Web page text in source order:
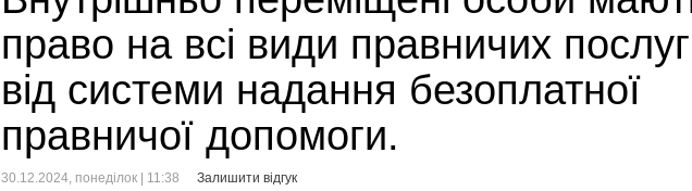
право на всі види правничих послуг
від системи надання безоплатної
правничої допомоги.
30.12.2024, понеділок | 11:38 Залишити відгук